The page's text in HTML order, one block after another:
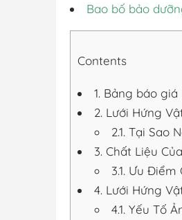
Bao bố bảo
Contents
1. Bảng báo giá
2. Lưới Hứng
2.1. Tại Sao
3. Chất Liệu
3.1. Ưu Điểm
4. Lưới Hứng
4.1. Yếu Tố